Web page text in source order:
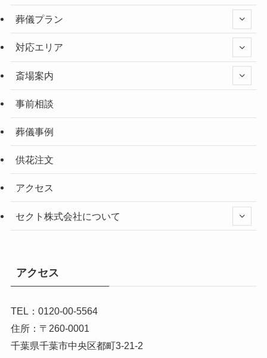
葬儀プラン
対応エリア
斎場案内
事前相談
葬儀事例
供花注文
アクセス
セクト株式会社について
アクセス
TEL：0120-00-5564
住所：〒260-0001
千葉県千葉市中央区都町3-21-2